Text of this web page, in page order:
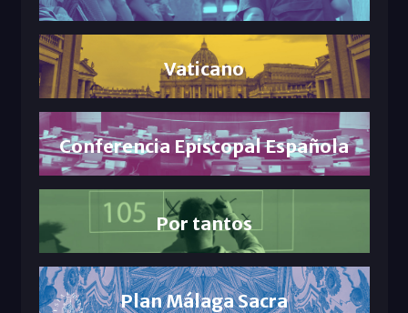
Vaticano
Conferencia Episcopal Española
Por tantos
Plan Málaga Sacra